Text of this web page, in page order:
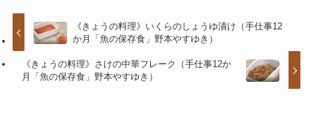
《きょうの料理》いくらのしょうゆ漬け（手仕事12
か月「魚の保存食」野本やすゆき）
《きょうの料理》さけの中華フレーク（手仕事12か
月「魚の保存食」野本やすゆき）